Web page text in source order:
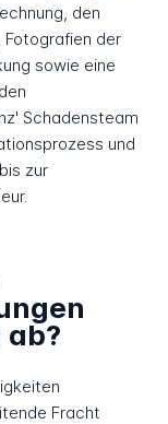
den
der
sowie eine
Schadensteam
und
zur
Fracht